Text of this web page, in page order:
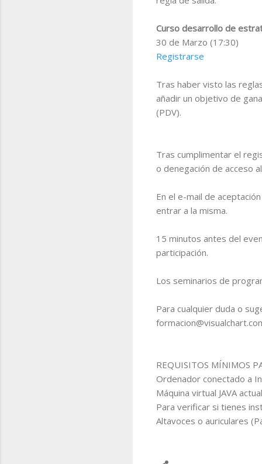
Curso desarrollo de
30 de Marzo (17:30)
Registrarse
Tras haber visto las
añadir un objetivo de
(PDV).
Tras cumplimentar el
o denegación de acceso
En el e-mail de
entrar a la misma.
15 minutos antes del
participación.
Los seminarios de
Para cualquier duda o
REQUISITOS MÍNIMOS
Ordenador conectado a
Máquina virtual JAVA
Para verificar si tienes
Altavoces o auriculares